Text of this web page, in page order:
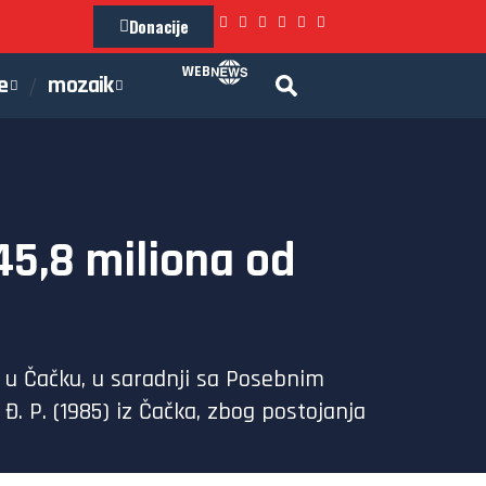
Donacije
mozaik WEB
miliona od
Čačku, u saradnji sa Posebnim
P. (1985) iz Čačka, zbog postojanja